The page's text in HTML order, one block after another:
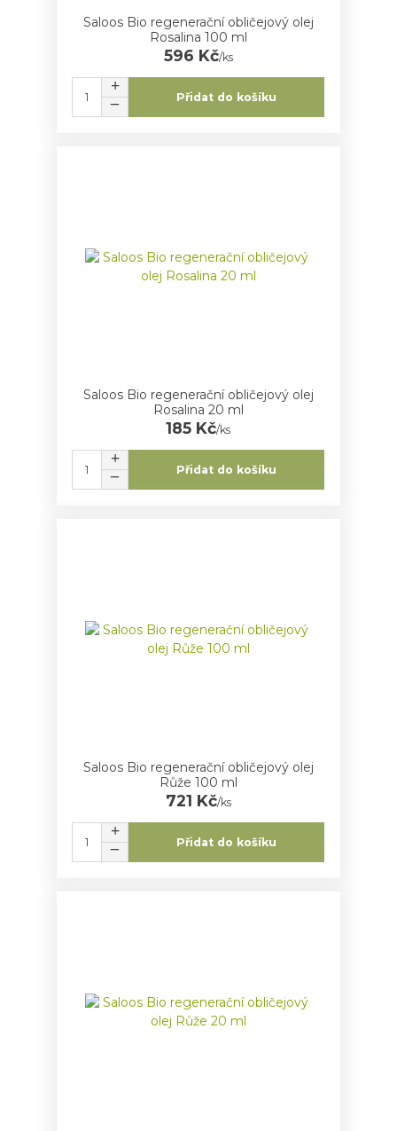
Saloos Bio regenerační obličejový olej
Rosalina 100 ml
596 Kč/ks
Přidat do košíku
Saloos Bio regenerační obličejový olej
Rosalina 20 ml
185 Kč/ks
Přidat do košíku
Saloos Bio regenerační obličejový olej
Růže 100 ml
721 Kč/ks
Přidat do košíku